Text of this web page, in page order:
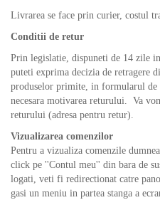
Livrarea se face prin curier, costul
Conditii de retur
Prin legislatie, dispuneti de 14 zile
puteti exprima decizia de retragere
produselor primite, in formularul
necesara motivarea returului. Va
returului (adresa pentru retur).
Vizualizarea comenzilor
Pentru a vizualiza comenzile
click pe ''Contul meu'' din bara de
logati, veti fi redirectionat catre
gasi un meniu in partea stanga a